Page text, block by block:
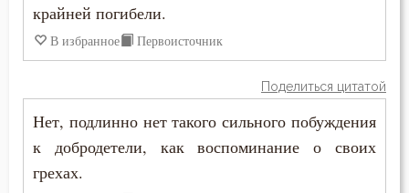
Воля Божия
Воплощение
Воскресение
Воскресение Христово
крайней погибели.
В избранное Первоисточник
Поделиться цитатой
Нет, подлинно нет такого сильного побуждения
к добродетели, как воспоминание о своих
грехах.